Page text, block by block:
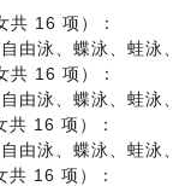
共 16 项）：
由泳、蝶泳、蛙泳
共 16 项）：
由泳、蝶泳、蛙泳
共 16 项）：
由泳、蝶泳、蛙泳
共 16 项）：